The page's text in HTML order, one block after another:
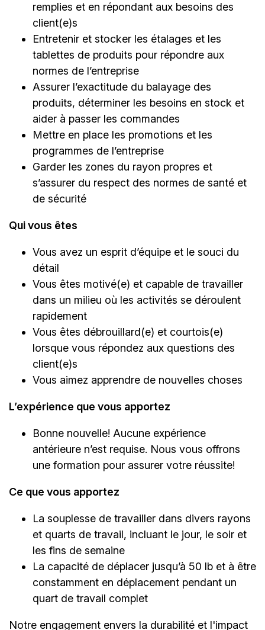
remplies et en répondant aux besoins des
client(e)s
Entretenir et stocker les étalages et les
tablettes de produits pour répondre aux
normes de l’entreprise
Assurer l’exactitude du balayage des
produits, déterminer les besoins en stock et
aider à passer les commandes
Mettre en place les promotions et les
programmes de l’entreprise
Garder les zones du rayon propres et
s’assurer du respect des normes de santé et
de sécurité
Qui vous êtes
Vous avez un esprit d’équipe et le souci du
détail
Vous êtes motivé(e) et capable de travailler
dans un milieu où les activités se déroulent
rapidement
Vous êtes débrouillard(e) et courtois(e)
lorsque vous répondez aux questions des
client(e)s
Vous aimez apprendre de nouvelles choses
L’expérience que vous apportez
Bonne nouvelle! Aucune expérience
antérieure n’est requise. Nous vous offrons
une formation pour assurer votre réussite!
Ce que vous apportez
La souplesse de travailler dans divers rayons
et quarts de travail, incluant le jour, le soir et
les fins de semaine
La capacité de déplacer jusqu’à 50 lb et à être
constamment en déplacement pendant un
quart de travail complet
Notre engagement envers la durabilité et l'impact